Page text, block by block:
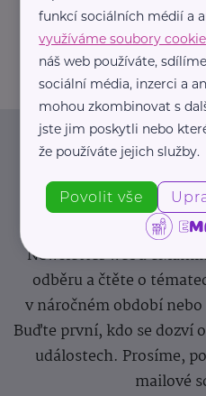
+420 605 244 772
Pravidelný přísun
podpora pro rodiče i
Newsletter webu
odběru a čtěte o
v náročném období
Buďte první, kdo se dozví
událostech. Prosíme,
mailové
funkcí sociálních médií a
využíváme soubory cookie
náš web používáte,
sociální média, inzerci a
mohou zkombinovat s
jste jim poskytli nebo
že používáte jejich služby.
Povolit vše